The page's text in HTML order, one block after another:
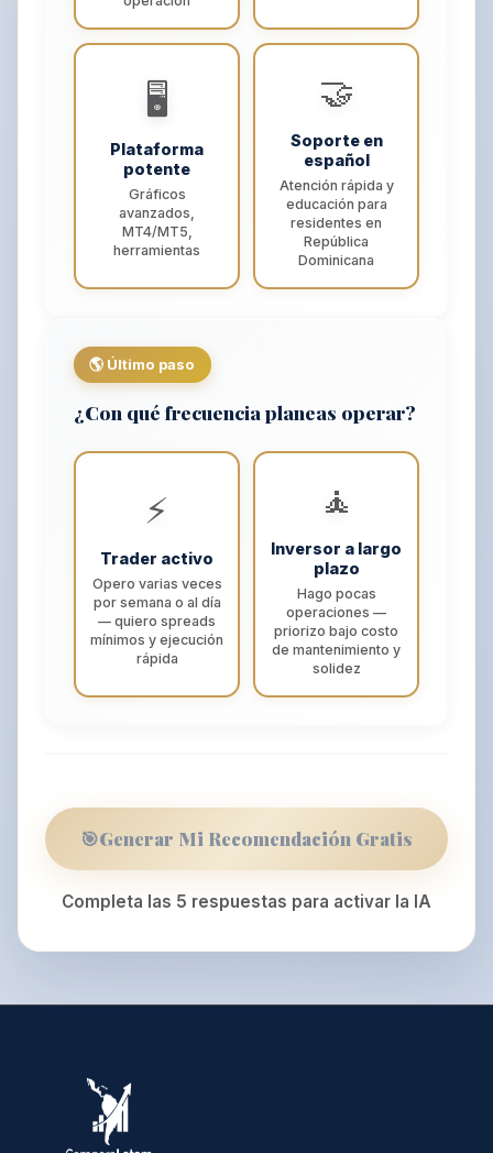
🖥️
Plataforma
potente
Gráficos
avanzados,
MT4/MT5,
herramientas
🤝
Soporte en
español
Atención rápida y
educación para
residentes en
República
Dominicana
🌎 Último paso
¿Con qué frecuencia planeas operar?
⚡
Trader activo
Opero varias veces
por semana o al día
— quiero spreads
mínimos y ejecución
rápida
🧘
Inversor a largo
plazo
Hago pocas
operaciones —
priorizo bajo costo
de mantenimiento y
solidez
🎯Generar Mi Recomendación Gratis
Completa las 5 respuestas para activar la IA